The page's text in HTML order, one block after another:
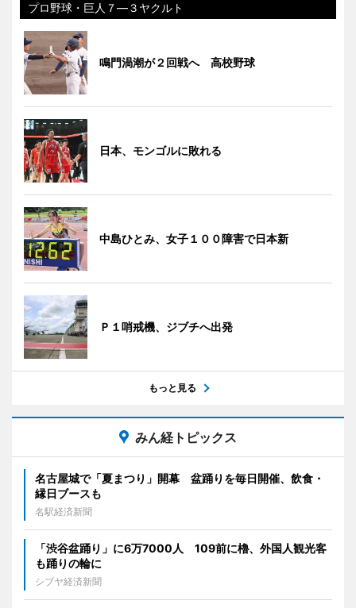
プロ野球・巨人７―３ヤクルト
鳴門渦潮が２回戦へ 高校野球
日本、モンゴルに敗れる
中島ひとみ、女子１００障害で日本新
Ｐ１哨戒機、ジブチへ出発
もっと見る
みん経トピックス
名古屋城で「夏まつり」開幕 盆踊りを毎日開催、飲食・
縁日ブースも
名駅経済新聞
「渋谷盆踊り」に6万7000人 109前に櫓、外国人観光客
も踊りの輪に
シブヤ経済新聞